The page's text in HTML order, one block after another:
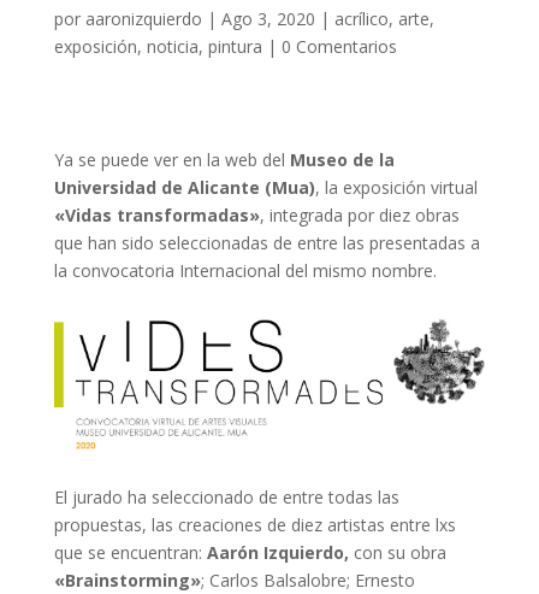
por aaronizquierdo | Ago 3, 2020 | acrílico, arte,
exposición, noticia, pintura | 0 Comentarios
Ya se puede ver en la web del Museo de la
Universidad de Alicante (Mua), la exposición virtual
«Vidas transformadas», integrada por diez obras
que han sido seleccionadas de entre las presentadas a
la convocatoria Internacional del mismo nombre.
El jurado ha seleccionado de entre todas las
propuestas, las creaciones de diez artistas entre lxs
que se encuentran: Aarón Izquierdo, con su obra
«Brainstorming»; Carlos Balsalobre; Ernesto